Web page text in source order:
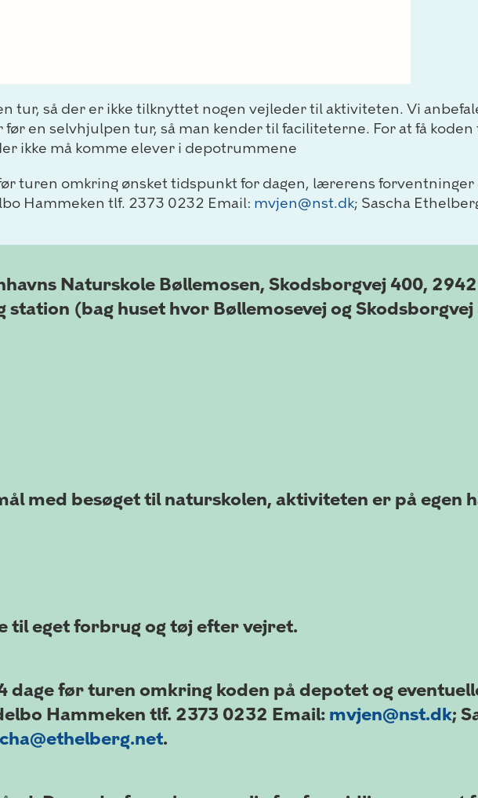
tur, så der er ikke tilknyttet nogen vejleder til aktiviteten. Vi
en selvhjulpen tur, så man kender til faciliteterne. For at få
ikke må komme elever i depotrummene
turen omkring ønsket tidspunkt for dagen, lærerens forventninger
Hammeken tlf. 2373 0232 Email: mvjen@nst.dk; Sascha
Naturskole Bøllemosen, Skodsborgvej 400,
station (bag huset hvor Bøllemosevej og
med besøget til naturskolen, aktiviteten er på egen
til eget forbrug og tøj efter vejret.
dage før turen omkring koden på depotet og
Hammeken tlf. 2373 0232 Email: mvjen@nst.dk;
.